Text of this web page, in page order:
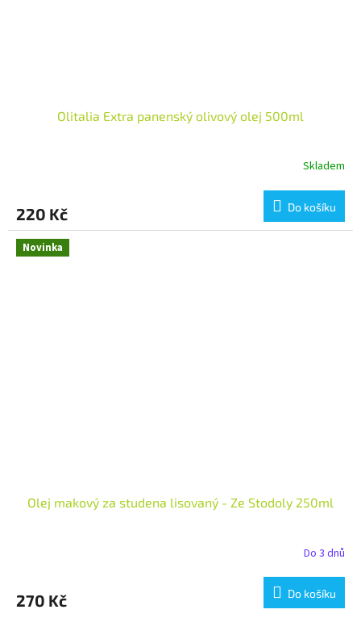
Olitalia Extra panenský olivový olej 500ml
Skladem
220 Kč Do košíku
Novinka
Olej makový za studena lisovaný - Ze Stodoly 250ml
Do 3 dnů
270 Kč Do košíku